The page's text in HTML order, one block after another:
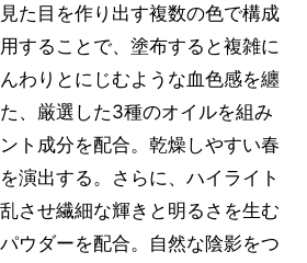
た目を作り出す複数の色で構成
することで、塗布すると複雑に
わりとにじむような血色感を纏
、厳選した3種のオイルを組み
ト成分を配合。乾燥しやすい春
演出する。さらに、ハイライト
させ繊細な輝きと明るさを生む
ウダーを配合。自然な陰影をつ